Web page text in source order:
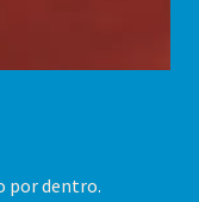
por dentro.